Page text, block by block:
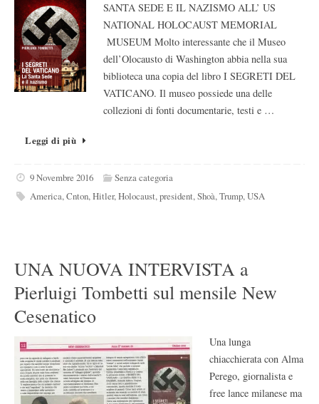
SANTA SEDE E IL NAZISMO ALL’ US
NATIONAL HOLOCAUST MEMORIAL
MUSEUM Molto interessante che il Museo
dell’Olocausto di Washington abbia nella sua
biblioteca una copia del libro I SEGRETI DEL
VATICANO. Il museo possiede una delle
collezioni di fonti documentarie, testi e …
Leggi di più
9 Novembre 2016
Senza categoria
America,Cnton,Hitler,Holocaust,president,Shoà,Trump,USA
UNA NUOVA INTERVISTA a
Pierluigi Tombetti sul mensile New
Cesenatico
Una lunga
chiacchierata con Alma
Perego, giornalista e
free lance milanese ma